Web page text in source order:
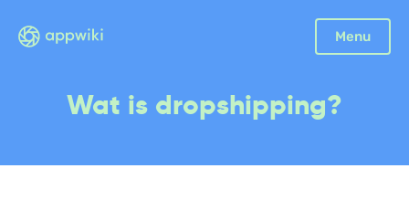
Menu
Facturatie
Wat is dropshipping?